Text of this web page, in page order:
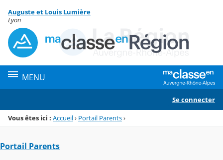
Menu de la rubrique
Contenu
Auguste et Louis Lumière
Lyon
MENU
Se connecter
Vous êtes ici : Accueil› Portail Parents›
Portail Parents